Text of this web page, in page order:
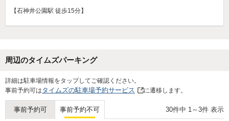
【石神井公園駅 徒歩15分】
周辺のタイムズパーキング
詳細は駐車場情報をタップしてご確認ください。
事前予約可はタイムズの駐車場予約サービス に遷移します。
事前予約可 事前予約不可 30件中 1 ～ 3件 表示